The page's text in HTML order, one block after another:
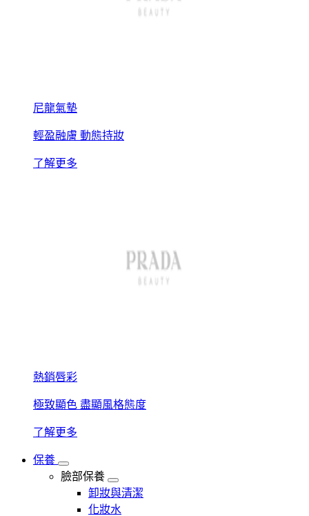
尼龍氣墊
輕盈融膚 動態持妝
了解更多
熱銷唇彩
極致顯色 盡顯風格態度
了解更多
保養
臉部保養
卸妝與清潔
化妝水